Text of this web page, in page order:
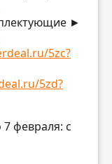
►
5zc?
5zd?
7 февраля: с